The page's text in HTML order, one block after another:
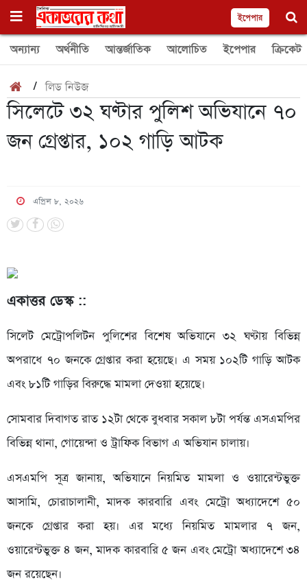
ইপেপার
অন্যান্য অর্থনীতি আন্তর্জাতিক আলোচিত ইপেপার ক্রিকেট
/লিড নিউজ
সিলেটে ৩২ ঘণ্টার পুলিশ অভিযানে ৭০
জন গ্রেপ্তার, ১০২ গাড়ি আটক
এপ্রিল ৮, ২০২৬
একাত্তর ডেস্ক ::
সিলেট মেট্রোপলিটন পুলিশের বিশেষ অভিযানে ৩২ ঘণ্টায় বিভিন্ন
অপরাধে ৭০ জনকে গ্রেপ্তার করা হয়েছে। এ সময় ১০২টি গাড়ি আটক
এবং ৮১টি গাড়ির বিরুদ্ধে মামলা দেওয়া হয়েছে।
সোমবার দিবাগত রাত ১২টা থেকে বুধবার সকাল ৮টা পর্যন্ত এসএমপির
বিভিন্ন থানা, গোয়েন্দা ও ট্রাফিক বিভাগ এ অভিযান চালায়।
এসএমপি সূত্র জানায়, অভিযানে নিয়মিত মামলা ও ওয়ারেন্টভুক্ত
আসামি, চোরাচালানী, মাদক কারবারি এবং মেট্রো অধ্যাদেশে ৫০
জনকে গ্রেপ্তার করা হয়। এর মধ্যে নিয়মিত মামলার ৭ জন,
ওয়ারেন্টভুক্ত ৪ জন, মাদক কারবারি ৫ জন এবং মেট্রো অধ্যাদেশে ৩৪
জন রয়েছেন।